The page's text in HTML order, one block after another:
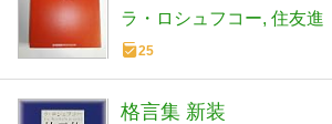
ラ・ロシュフコー 住友進
25
格言集 新装